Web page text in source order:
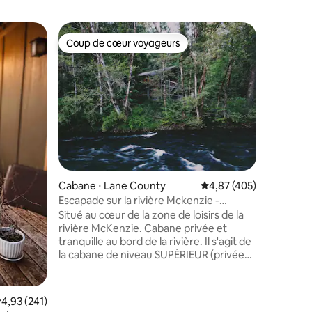
: 4,9 sur 5
moyenne sur la base de 241 commentaires : 4,93 sur 5
4,93 (241)
Coup de cœur voyageurs
Coup de cœur voyageurs
Cabane ⋅ Lane County Évaluation moyenne
4,87 (405)
Escapade sur la rivière Mckenzie -
CABANE SUPÉRIEURE rustique moderne
Situé au cœur de la zone de loisirs de la
rivière McKenzie. Cabane privée et
tranquille au bord de la rivière. Il s'agit de
la cabane de niveau SUPÉRIEUR (privée